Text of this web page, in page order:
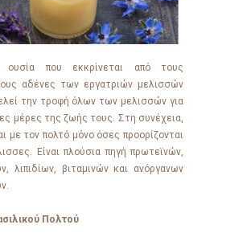
ουσία που εκκρίνεται από τους
αδένες των εργατριών μελισσών
την τροφή όλων των μελισσών για
μέρες της ζωής τους. Στη συνέχεια,
με τον πολτό μόνο όσες προορίζονται
Είναι πλούσια πηγή πρωτεϊνών,
λιπιδίων, βιταμινών και ανόργανων
Πολτού